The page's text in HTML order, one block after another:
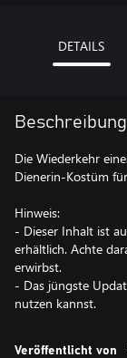
DETAILS
Beschreibung
Die Wiederkehr
Dienerin-Kostüm
Hinweis:
- Dieser Inhalt ist
erhältlich. Achte
erwirbst.
- Das jüngste
nutzen kannst.
Veröffentlicht von